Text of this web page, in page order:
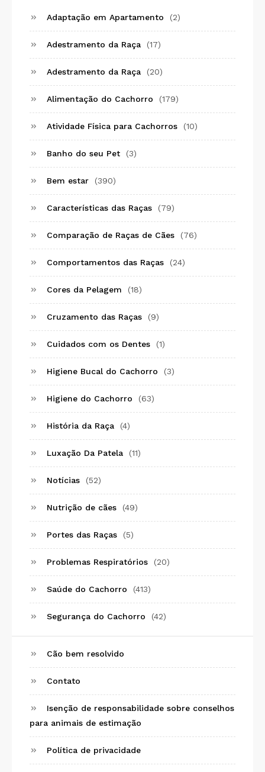
Adaptação em Apartamento (2)
Adestramento da Raça (17)
Adestramento da Raça (20)
Alimentação do Cachorro (179)
Atividade Física para Cachorros (10)
Banho do seu Pet (3)
Bem estar (390)
Características das Raças (79)
Comparação de Raças de Cães (76)
Comportamentos das Raças (24)
Cores da Pelagem (18)
Cruzamento das Raças (9)
Cuidados com os Dentes (1)
Higiene Bucal do Cachorro (3)
Higiene do Cachorro (63)
História da Raça (4)
Luxação Da Patela (11)
Notícias (52)
Nutrição de cães (49)
Portes das Raças (5)
Problemas Respiratórios (20)
Saúde do Cachorro (413)
Segurança do Cachorro (42)
Cão bem resolvido
Contato
Isenção de responsabilidade sobre conselhos
para animais de estimação
Política de privacidade